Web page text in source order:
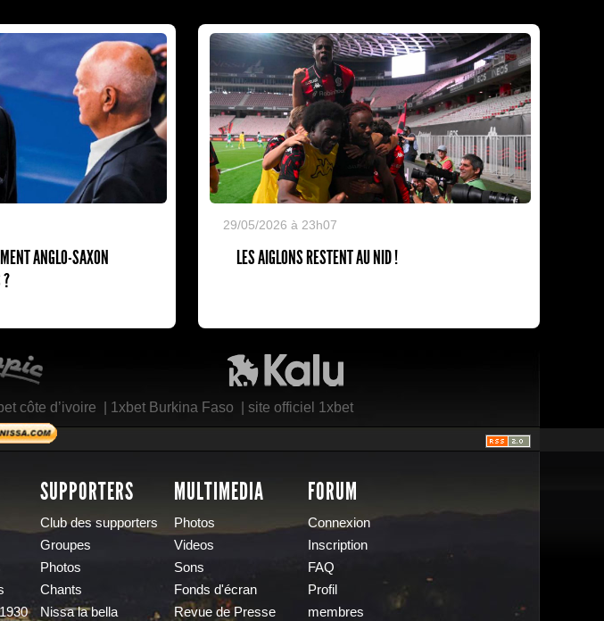
ANGLO-SAXON
?
29/05/2026 à 23h07
LES AIGLONS RESTENT AU NID !
côte d’ivoire 1xbet Burkina Faso site officiel 1xbet
SUPPORTERS
Club des supporters
Groupes
Photos
Chants
Nissa la bella
MULTIMEDIA
Photos
Videos
Sons
Fonds d'écran
Revue de Presse
FORUM
Connexion
Inscription
FAQ
Profil
membres